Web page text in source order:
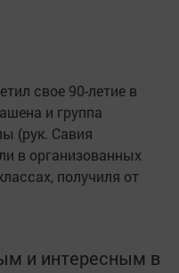
свое 90-летие в
и группа
(рук. Савия
в организованных
получиля от
и интересным в